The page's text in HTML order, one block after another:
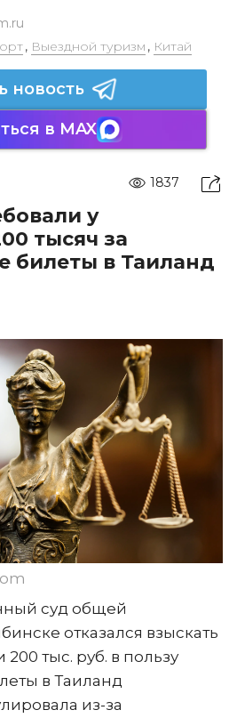
, Выездной туризм , Китай
новость
в MAX
1837
у
тысяч за
билеты в Таиланд
суд общей
отказался взыскать
200 тыс. руб. в пользу
в Таиланд
из-за